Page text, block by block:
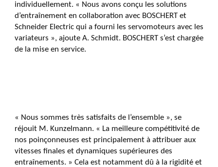
individuellement. « Nous avons conçu les solutions
d’entraînement en collaboration avec BOSCHERT et
Schneider Electric qui a fourni les servomoteurs avec les
variateurs », ajoute A. Schmidt. BOSCHERT s’est chargée
de la mise en service.
« Nous sommes très satisfaits de l’ensemble », se
réjouit M. Kunzelmann. « La meilleure compétitivité de
nos poinçonneuses est principalement à attribuer aux
vitesses finales et dynamiques supérieures des
entraînements. » Cela est notamment dû à la rigidité et